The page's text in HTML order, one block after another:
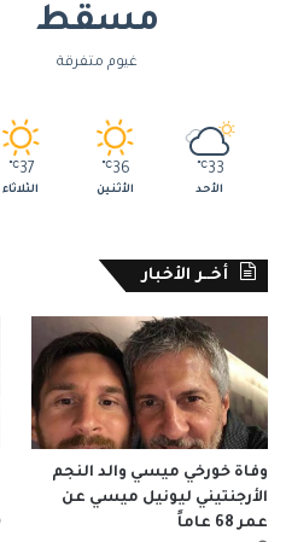
مسقط
غيوم متفرقة
33
℃
الأحد
36
℃
الأثنين
37
℃
الثلاثاء
أخــر الأخبار
وفاة خورخي ميسي والد النجم
الأرجنتيني ليونيل ميسي عن
عمر 68 عاماً